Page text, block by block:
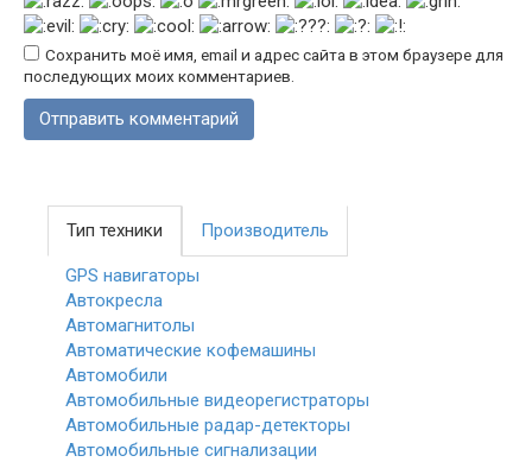
Сохранить моё имя, email и адрес сайта в этом браузере для
последующих моих комментариев.
Тип техники Производитель
GPS навигаторы
Автокресла
Автомагнитолы
Автоматические кофемашины
Автомобили
Автомобильные видеорегистраторы
Автомобильные радар-детекторы
Автомобильные сигнализации